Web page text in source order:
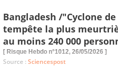
Bangladesh /"Cyclone
tempête la plus
au moins 240 000
[ Risque Hebdo n°1012, 26/05/2026 ]
Source : Sciencespost